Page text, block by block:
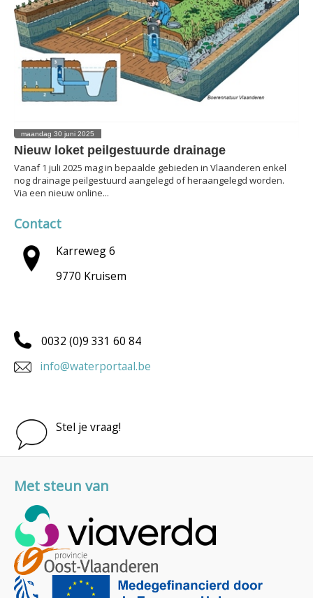
maandag 30 juni 2025
Nieuw loket peilgestuurde drainage
Vanaf 1 juli 2025 mag in bepaalde gebieden in Vlaanderen enkel
nog drainage peilgestuurd aangelegd of heraangelegd worden.
Via een nieuw online...
Contact
Karreweg 6
9770 Kruisem
0032 (0)9 331 60 84
info@waterportaal.be
Stel je vraag!
Met steun van